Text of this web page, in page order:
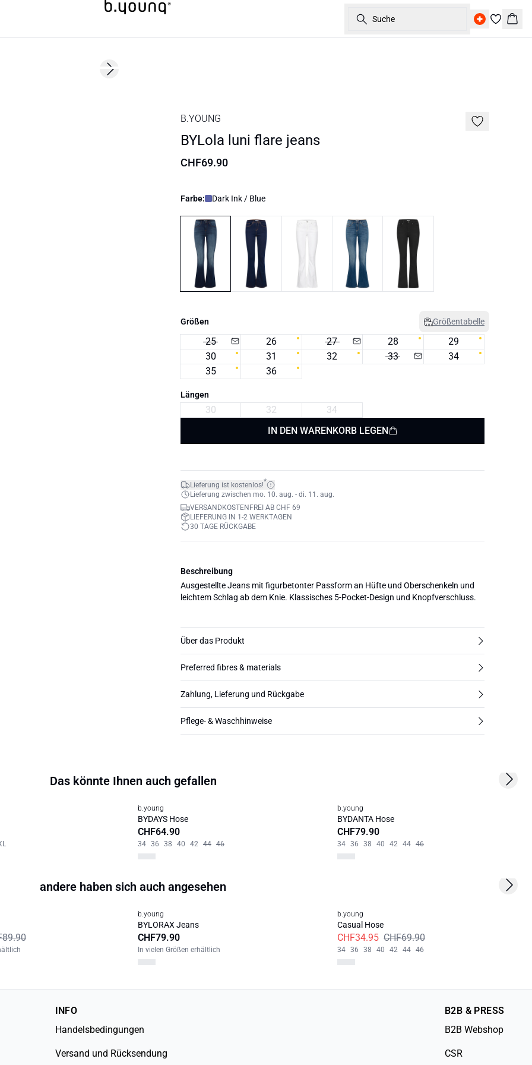
Suche
Next slide
B.YOUNG
BYLola luni flare jeans
CHF69.90
Farbe: Dark Ink / Blue
Größen Größentabelle
25 26 27 28
29
30
31 32 33
34
35
36
Längen
30 32
34
IN DEN WARENKORB LEGEN
Lieferung ist kostenlos!*
Lieferung zwischen mo. 10. aug. - di. 11. aug.
VERSANDKOSTENFREI AB CHF 69
LIEFERUNG IN 1-2 WERKTAGEN
30 TAGE RÜCKGABE
Beschreibung
Ausgestellte Jeans mit figurbetonter Passform an Hüfte und Oberschenkeln und
leichtem Schlag ab dem Knie. Klassisches 5-Pocket-Design und Knopfverschluss.
Über das Produkt
Preferred fibres & materials
Zahlung, Lieferung und Rückgabe
Pflege- & Waschhinweise
Das könnte Ihnen auch gefallen
b.young
BYDAYS Hose
CHF64.90
34 36 38 40 42 44 46
b.young
BYDANTA Hose
CHF79.90
34 36 38 40 42 44 46
Next
andere haben sich auch angesehen
b.young
BYLORAX Jeans
CHF79.90
In vielen Größen erhältlich
b.young
Casual Hose
CHF34.95 CHF69.90
34 36 38 40 42 44 46
Next
INFO
Handelsbedingungen
Versand und Rücksendung
B2B & PRESS
B2B Webshop
CSR